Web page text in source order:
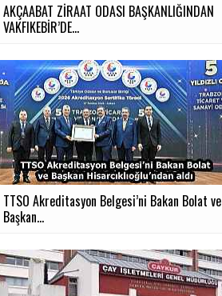
AKÇAABAT ZİRAAT ODASI BAŞKANLIĞINDAN
VAKFIKEBİR’DE...
TTSO Akreditasyon Belgesi’ni Bakan Bolat ve
Başkan...